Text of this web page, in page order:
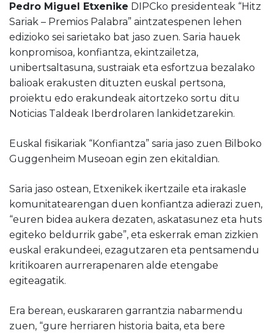
Pedro Miguel Etxenike DIPCko presidenteak “Hitz
Sariak – Premios Palabra” aintzatespenen lehen
edizioko sei sarietako bat jaso zuen. Saria hauek
konpromisoa, konfiantza, ekintzailetza,
unibertsaltasuna, sustraiak eta esfortzua bezalako
balioak erakusten dituzten euskal pertsona,
proiektu edo erakundeak aitortzeko sortu ditu
Noticias Taldeak Iberdrolaren lankidetzarekin.
Euskal fisikariak “Konfiantza” saria jaso zuen Bilboko
Guggenheim Museoan egin zen ekitaldian.
Saria jaso ostean, Etxenikek ikertzaile eta irakasle
komunitatearengan duen konfiantza adierazi zuen,
“euren bidea aukera dezaten, askatasunez eta huts
egiteko beldurrik gabe”, eta eskerrak eman zizkien
euskal erakundeei, ezagutzaren eta pentsamendu
kritikoaren aurrerapenaren alde etengabe
egiteagatik.
Era berean, euskararen garrantzia nabarmendu
zuen, “gure herriaren historia baita, eta bere